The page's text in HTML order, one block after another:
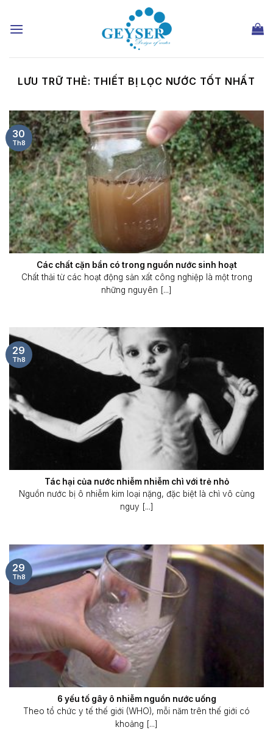
đến
nội
LƯU TRỮ THẺ: THIẾT BỊ LỌC NƯỚC TỐT NHẤT
Các chất cặn bẩn có trong nguồn nước sinh hoạt
Chất thải từ các hoạt động sản xất công nghiệp là một trong
những nguyên [...]
30
Th8
Tác hại của nước nhiễm nhiễm chì với trẻ nhỏ
Nguồn nước bị ô nhiễm kim loại nặng, đặc biệt là chì vô cùng
nguy [...]
29
Th8
6 yếu tố gây ô nhiễm nguồn nước uống
Theo tổ chức y tế thế giới (WHO), mỗi năm trên thế giới có
khoảng [...]
29
Th8